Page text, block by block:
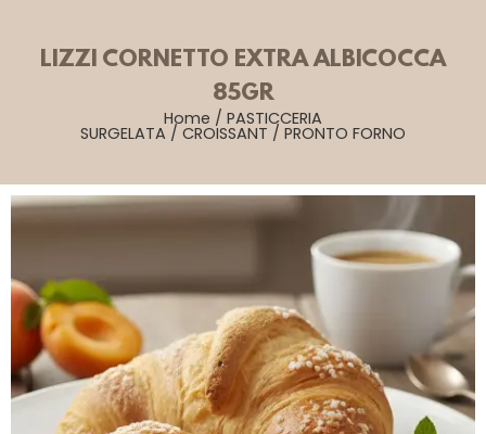
LIZZI CORNETTO EXTRA ALBICOCCA
85GR
Home / PASTICCERIA
SURGELATA / CROISSANT / PRONTO FORNO